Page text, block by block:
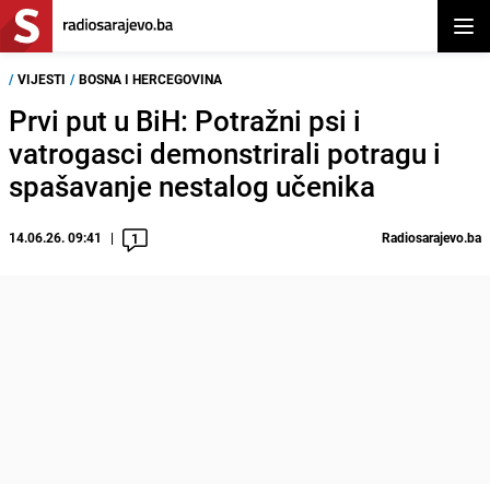
/ VIJESTI / BOSNA I HERCEGOVINA
Prvi put u BiH: Potražni psi i
vatrogasci demonstrirali potragu i
spašavanje nestalog učenika
14.06.26. 09:41 1 Radiosarajevo.ba